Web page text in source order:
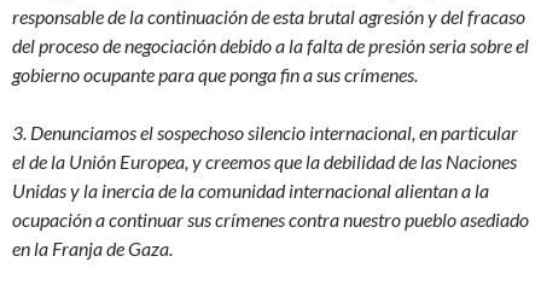
responsable de la continuación de esta brutal agresión y del fracaso
del proceso de negociación debido a la falta de presión seria sobre el
gobierno ocupante para que ponga fin a sus crímenes.
3. Denunciamos el sospechoso silencio internacional, en particular
el de la Unión Europea, y creemos que la debilidad de las Naciones
Unidas y la inercia de la comunidad internacional alientan a la
ocupación a continuar sus crímenes contra nuestro pueblo asediado
en la Franja de Gaza.